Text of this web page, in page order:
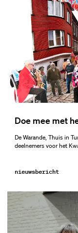
Doe mee met
De Warande, Thuis in
deelnemers voor het
nieuwsbericht